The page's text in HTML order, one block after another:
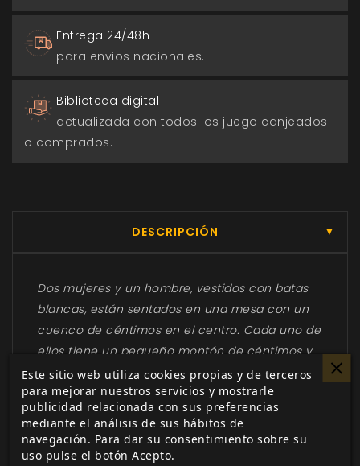
Entrega 24/48h
para envios nacionales.
Biblioteca digital
actualizada con todos los juego canjeados
o comprados.
DESCRIPCIÓN ▼
Dos mujeres y un hombre, vestidos con batas
blancas, están sentados en una mesa con un
cuenco de céntimos en el centro. Cada uno de
ellos tiene un pequeño montón de céntimos y
un formulario. Delante de la mujer de mayor
edad hay una tarjeta con las palabras “Una
máquina de algodón de azúcar” escritas en
ella.
Este sitio web utiliza cookies propias y de terceros
para mejorar nuestros servicios y mostrarle
publicidad relacionada con sus preferencias
mediante el análisis de sus hábitos de
navegación. Para dar su consentimiento sobre su
uso pulse el botón Acepto.